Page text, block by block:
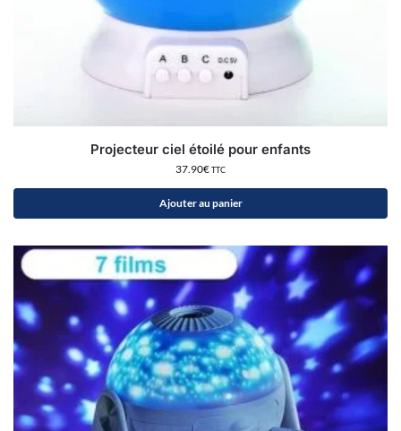
Projecteur ciel étoilé pour enfants
37.90€TTC
Ajouter au panier